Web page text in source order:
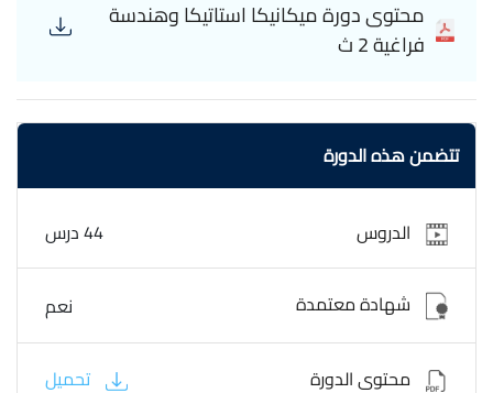
محتوى دورة ميكانيكا استاتيكا وهندسة
فراغية 2 ث
تتضمن هذه الدورة
الدروس 44 درس
شهادة معتمدة نعم
محتوى الدورة تحميل